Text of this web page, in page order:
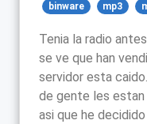
binware mp3
Tenia la radio
se ve que han
servidor esta
de gente les
asi que he